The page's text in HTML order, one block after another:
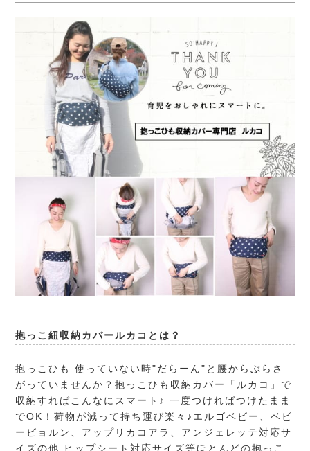
抱っこ紐収納カバールカコとは？
抱っこひも 使っていない時"だらーん"と腰からぶらさ
がっていませんか？抱っこひも収納カバー「ルカコ」で
収納すればこんなにスマート♪ 一度つければつけたまま
でOK！荷物が減って持ち運び楽々♪エルゴベビー、ベビ
ービョルン、アップリカコアラ、アンジェレッテ対応サ
イズの他 ヒップシート対応サイズ等ほとんどの抱っこ